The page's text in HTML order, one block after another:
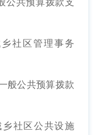
社区管理事务
公共预算拨款
社区公共设施